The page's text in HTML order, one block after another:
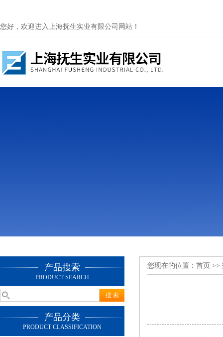
您好，欢迎进入上海抚生实业有限公司网站！
产品搜索
PRODUCT SEARCH
产品分类
PRODUCT CLASSIFICATION
您现在的位置： 首页 >>